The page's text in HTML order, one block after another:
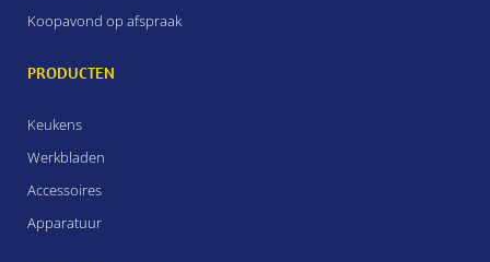
Koopavond op afspraak
PRODUCTEN
Keukens
Werkbladen
Accessoires
Apparatuur